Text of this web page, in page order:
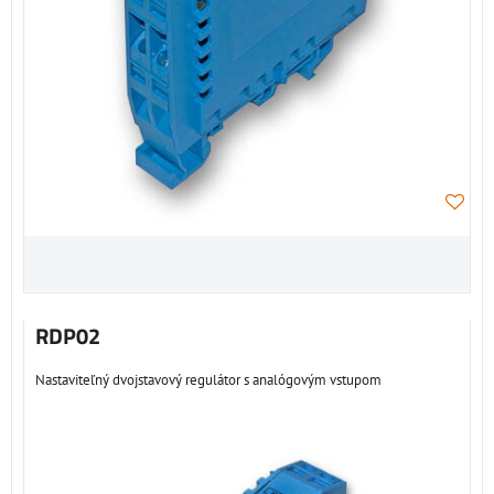
RDP02
Nastaviteľný dvojstavový regulátor s analógovým vstupom